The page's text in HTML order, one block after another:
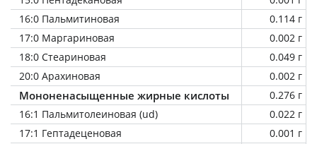
16:0 Пальмитиновая
0.114 г
17:0 Маргариновая
0.002 г
18:0 Стеариновая
0.049 г
20:0 Арахиновая
0.002 г
Мононенасыщенные жирные кислоты
0.276 г
16:1 Пальмитолеиновая (ud)
0.022 г
17:1 Гептадеценовая
0.001 г